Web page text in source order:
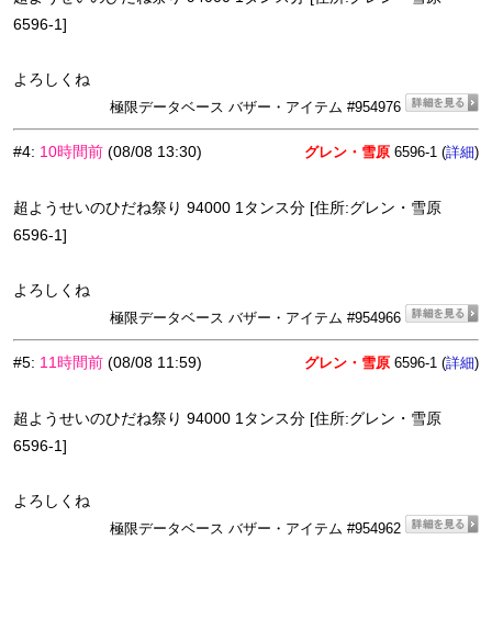
6596-1]
よろしくね
極限データベース バザー・アイテム #954976
#4: 10時間前 (08/08 13:30) グレン・雪原 6596-1 (詳細)
超ようせいのひだね祭り 94000 1タンス分 [住所:グレン・雪原
6596-1]
よろしくね
極限データベース バザー・アイテム #954966
#5: 11時間前 (08/08 11:59) グレン・雪原 6596-1 (詳細)
超ようせいのひだね祭り 94000 1タンス分 [住所:グレン・雪原
6596-1]
よろしくね
極限データベース バザー・アイテム #954962